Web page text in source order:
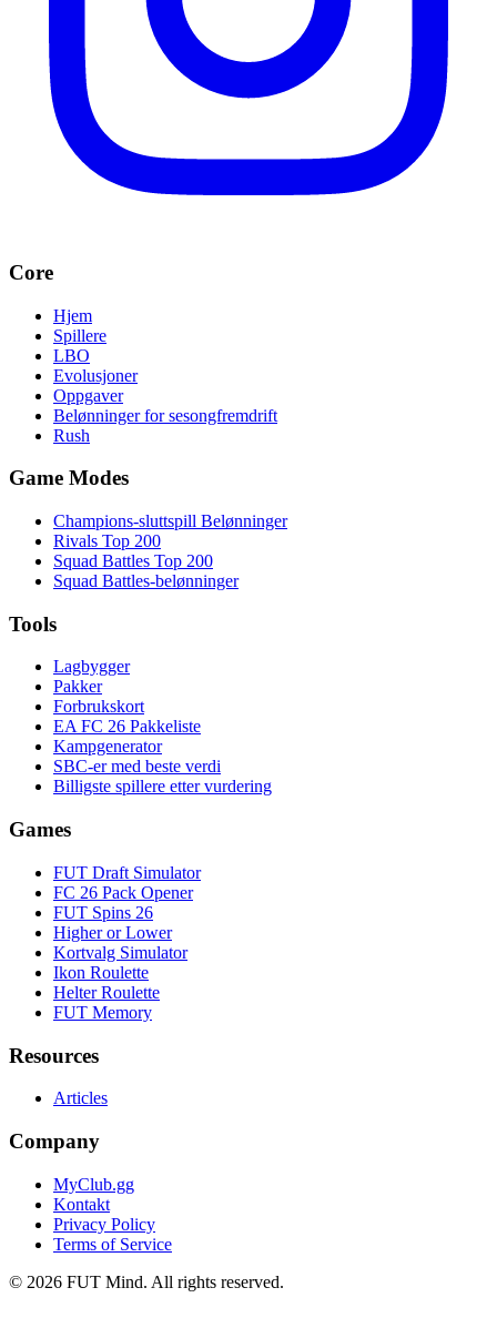
Core
Hjem
Spillere
LBO
Evolusjoner
Oppgaver
Belønninger for sesongfremdrift
Rush
Game Modes
Champions-sluttspill Belønninger
Rivals Top 200
Squad Battles Top 200
Squad Battles-belønninger
Tools
Lagbygger
Pakker
Forbrukskort
EA FC 26 Pakkeliste
Kampgenerator
SBC-er med beste verdi
Billigste spillere etter vurdering
Games
FUT Draft Simulator
FC 26 Pack Opener
FUT Spins 26
Higher or Lower
Kortvalg Simulator
Ikon Roulette
Helter Roulette
FUT Memory
Resources
Articles
Company
MyClub.gg
Kontakt
Privacy Policy
Terms of Service
© 2026 FUT Mind. All rights reserved.